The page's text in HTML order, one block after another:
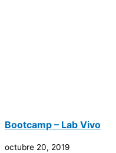
Bootcamp – Lab Vivo
octubre 20, 2019